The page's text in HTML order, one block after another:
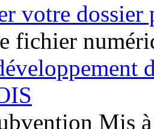
votre
fichier
Mis